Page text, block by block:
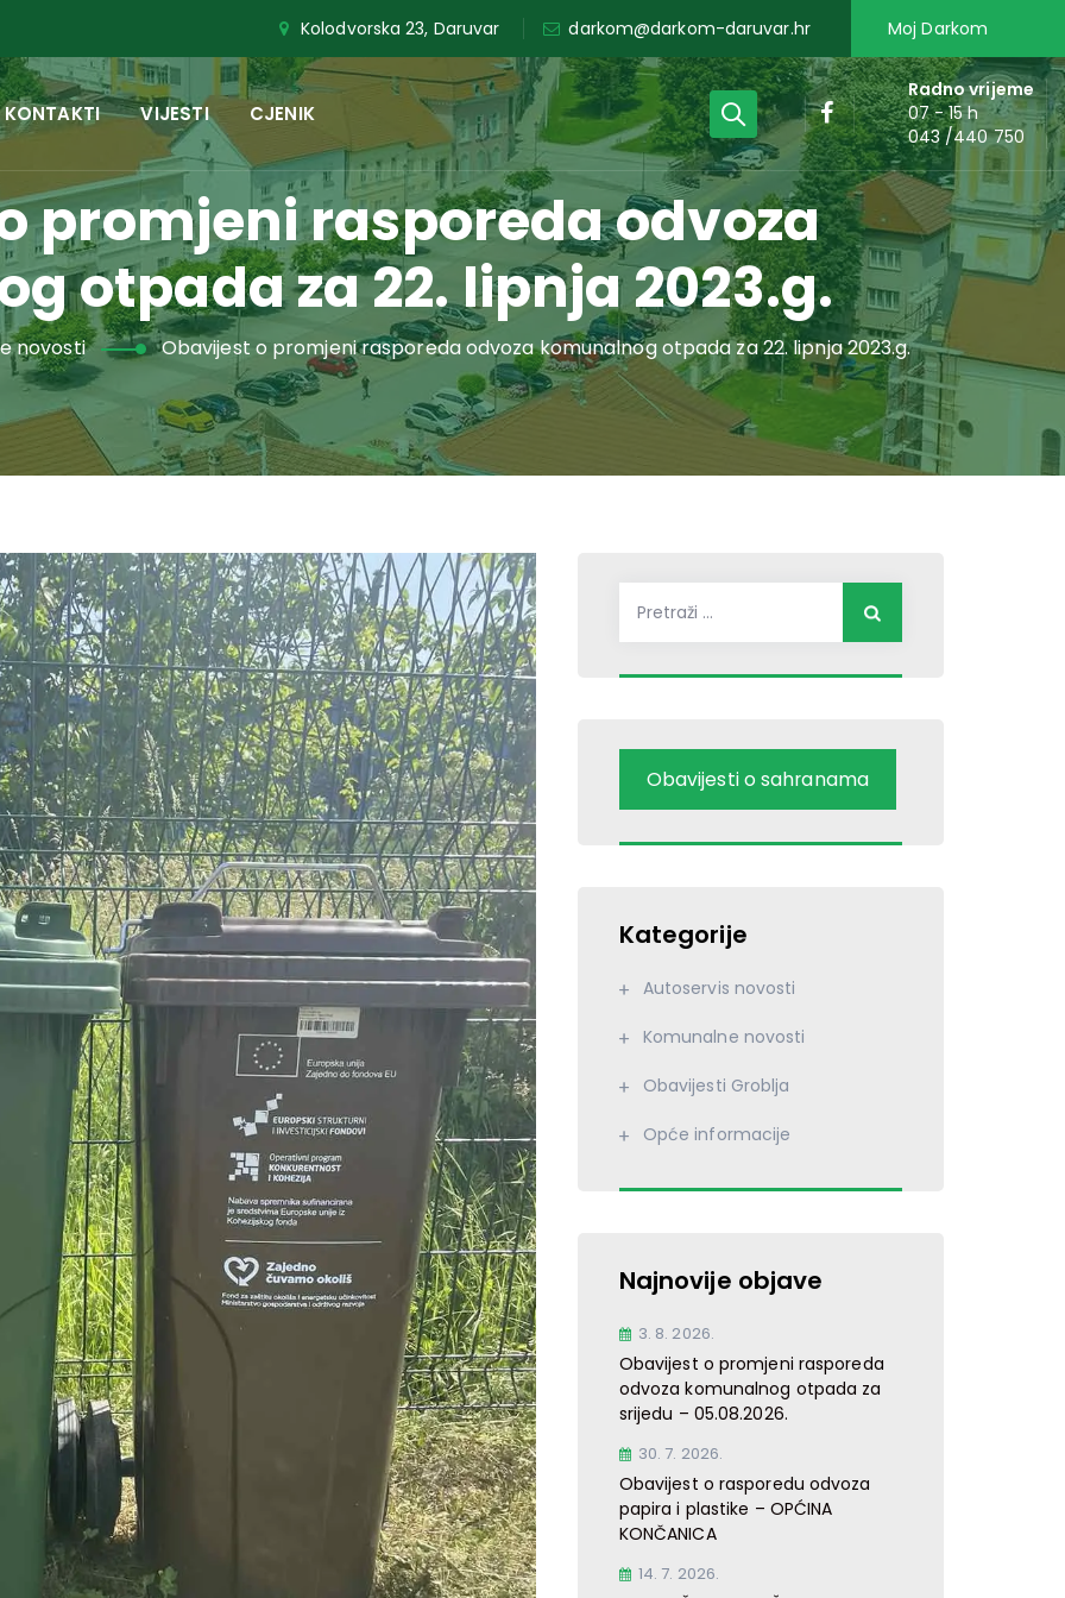
Kolodvorska 23, Daruvar darkom@darkom-daruvar.hr Moj Darkom
Radno vrijeme
07 - 15 h
043 /440 750
KONTAKTI VIJESTI CJENIK
promjeni rasporeda odvoza
otpada za 22. lipnja 2023.g.
novosti Obavijest o promjeni rasporeda odvoza komunalnog otpada za 22. lipnja 2023.g.
Obavijesti o sahranama
Kategorije
Autoservis novosti
Komunalne novosti
Obavijesti Groblja
Opće informacije
Najnovije objave
3. 8. 2026.
Obavijest o promjeni rasporeda
odvoza komunalnog otpada za
srijedu – 05.08.2026.
30. 7. 2026.
Obavijest o rasporedu odvoza
papira i plastike – OPĆINA
KONČANICA
14. 7. 2026.